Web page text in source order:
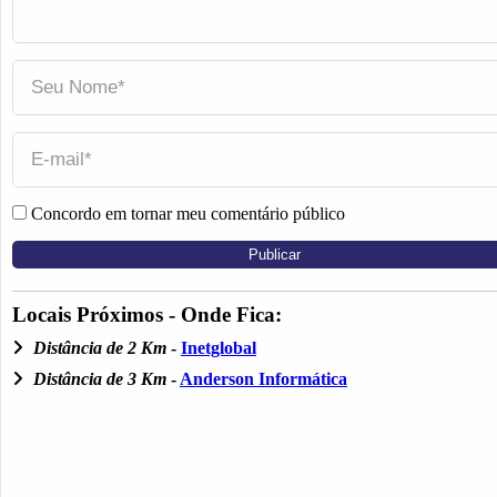
Concordo em tornar meu comentário público
Locais Próximos - Onde Fica:
Distância de 2 Km - Inetglobal
Distância de 3 Km - Anderson Informática